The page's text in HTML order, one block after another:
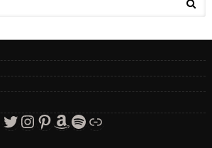
Twitter
Instagram
Pinterest
Amazon
Spotify
リンク